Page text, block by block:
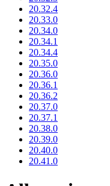
20.32.4
20.33.0
20.34.0
20.34.1
20.34.4
20.35.0
20.36.0
20.36.1
20.36.2
20.37.0
20.37.1
20.38.0
20.39.0
20.40.0
20.41.0